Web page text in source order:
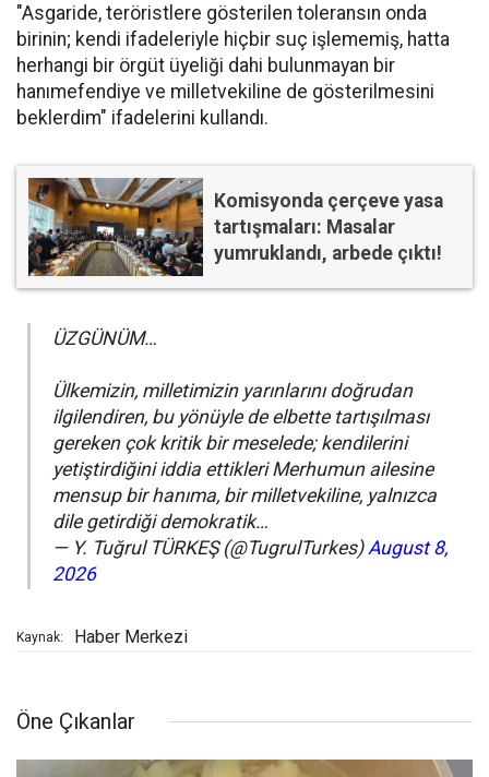
"Asgaride, teröristlere gösterilen toleransın onda
birinin; kendi ifadeleriyle hiçbir suç işlememiş, hatta
herhangi bir örgüt üyeliği dahi bulunmayan bir
hanımefendiye ve milletvekiline de gösterilmesini
beklerdim" ifadelerini kullandı.
Komisyonda çerçeve yasa
tartışmaları: Masalar
yumruklandı, arbede çıktı!
ÜZGÜNÜM…
Ülkemizin, milletimizin yarınlarını doğrudan
ilgilendiren, bu yönüyle de elbette tartışılması
gereken çok kritik bir meselede; kendilerini
yetiştirdiğini iddia ettikleri Merhumun ailesine
mensup bir hanıma, bir milletvekiline, yalnızca
dile getirdiği demokratik…
— Y. Tuğrul TÜRKEŞ (@TugrulTurkes)August 8,
2026
Kaynak: Haber Merkezi
Öne Çıkanlar